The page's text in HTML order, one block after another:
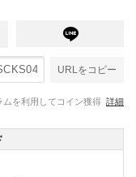
URLをコピー
ムを利用してコイン獲得 詳細